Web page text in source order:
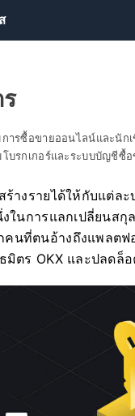
ารซื้อขายออนไลน์และนัก
บรกเกอร์และระบบบัญชีซื้อ
างรายได้ให้กับแต่ล
นการแลกเปลี่ยนส
นที่ตนอ้างถึงแพลต
ตร OKX และปลดล็